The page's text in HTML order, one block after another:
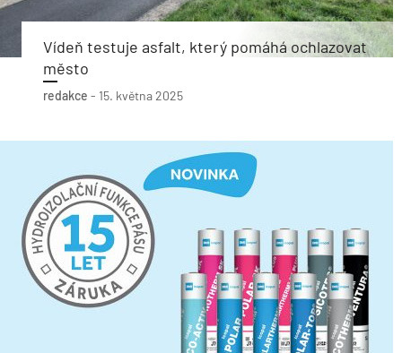
Vídeň testuje asfalt, který pomáhá ochlazovat
město
redakce - 15. května 2025